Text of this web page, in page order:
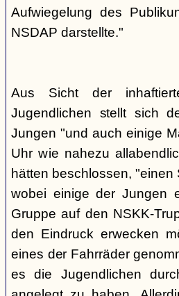
Aufwiegelung des
NSDAP darstellte."
Aus Sicht der
Jugendlichen stellt sich
Jungen "und auch einige
Uhr wie nahezu
hätten beschlossen,
wobei einige der Jungen
Gruppe auf den NSKK-
den Eindruck erwecken
eines der Fahrräder
es die Jugendlichen